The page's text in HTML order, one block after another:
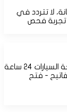
لا تتردد في
تجربة فحص
برمجة سيارات الكويت: نوفر كافة خدمات برمجة السيارات 24 ساعة
- فتح